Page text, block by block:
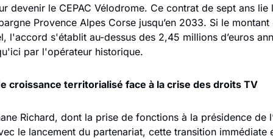
devenir le CEPAC Vélodrome. Ce contrat de sept ans lie
Provence Alpes Corse jusqu’en 2033. Si le
l'accord s'établit au-dessus des 2,45 millions d’euros
par l'opérateur historique.
croissance territorialisé face à la crise des droits TV
Richard, dont la prise de fonctions à la présidence de
le lancement du partenariat, cette transition immédiate